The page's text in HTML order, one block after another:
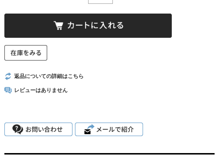
返品についての詳細はこちら
レビューはありません